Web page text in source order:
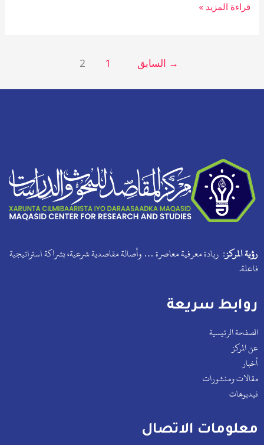
قراءة المزيد »
→ السابق 1
2
رؤية المركز: ريادة معرفية معاصرة … وأصالة مقاصدية شرعية، بشراكة استراتيجية
فاعلة.
روابط سريعة
الصفحة الرئيسية
عن المركز
أخبار
مقالات ومنشورات
فيديوهات
معلومات الاتصال